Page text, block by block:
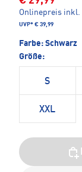
Onlinepreis inkl.
UVP* € 39,99
Farbe: Schwarz
Größe:
S
XXL